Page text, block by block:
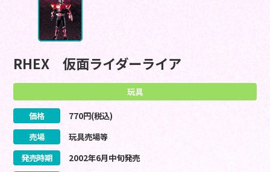
RHEX 仮面ライダーライア
玩具
価格 770円(税込)
売場
玩具売場等
発売時期
2002年6月中旬発売